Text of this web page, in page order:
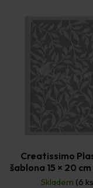
Creatissimo
šablona 15 × 20 cm
pozadí
Skladem (6